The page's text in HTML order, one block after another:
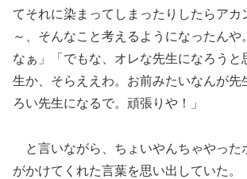
てそれに染まってしまったりしたらアカ
～、そんなこと考えるようになったんや
なぁ」「でもな、オレな先生になろうと
生か、そらええわ。お前みたいなんが先
ろい先生になるで。頑張りや！」
と言いながら、ちょいやんちゃやった
がかけてくれた言葉を思い出していた。